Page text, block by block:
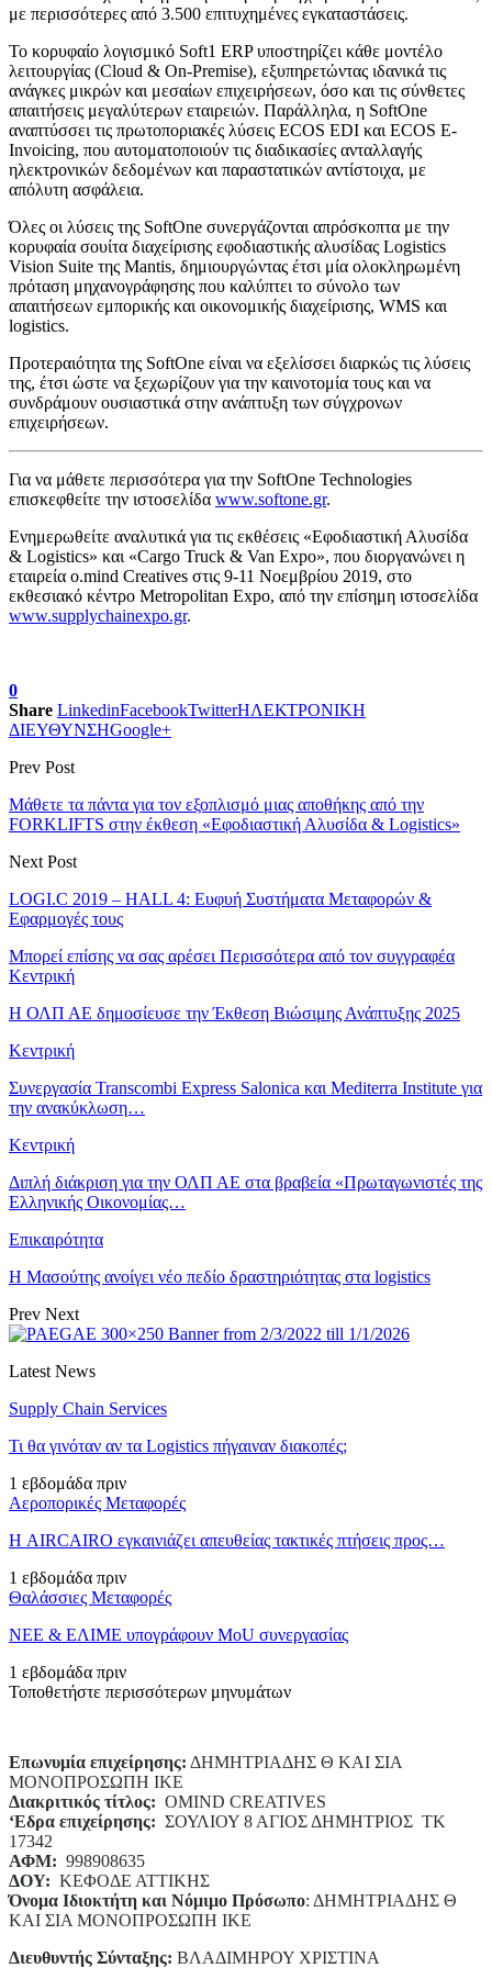
με περισσότερες από 3.500 επιτυχημένες εγκαταστάσεις.
Το κορυφαίο λογισμικό Soft1 ERP υποστηρίζει κάθε μοντέλο
λειτουργίας (Cloud & On-Premise), εξυπηρετώντας ιδανικά τις
ανάγκες μικρών και μεσαίων επιχειρήσεων, όσο και τις σύνθετες
απαιτήσεις μεγαλύτερων εταιρειών. Παράλληλα, η SoftOne
αναπτύσσει τις πρωτοποριακές λύσεις ECOS EDI και ECOS E-
Invoicing, που αυτοματοποιούν τις διαδικασίες ανταλλαγής
ηλεκτρονικών δεδομένων και παραστατικών αντίστοιχα, με
απόλυτη ασφάλεια.
Όλες οι λύσεις της SoftOne συνεργάζονται απρόσκοπτα με την
κορυφαία σουίτα διαχείρισης εφοδιαστικής αλυσίδας Logistics
Vision Suite της Mantis, δημιουργώντας έτσι μία ολοκληρωμένη
πρόταση μηχανογράφησης που καλύπτει το σύνολο των
απαιτήσεων εμπορικής και οικονομικής διαχείρισης, WMS και
logistics.
Προτεραιότητα της SoftOne είναι να εξελίσσει διαρκώς τις λύσεις
της, έτσι ώστε να ξεχωρίζουν για την καινοτομία τους και να
συνδράμουν ουσιαστικά στην ανάπτυξη των σύγχρονων
επιχειρήσεων.
Για να μάθετε περισσότερα για την SoftOne Technologies
επισκεφθείτε την ιστοσελίδα www.softone.gr.
Ενημερωθείτε αναλυτικά για τις εκθέσεις «Εφοδιαστική Αλυσίδα
& Logistics» και «Cargo Truck & Van Expo», που διοργανώνει η
εταιρεία o.mind Creatives στις 9-11 Νοεμβρίου 2019, στο
εκθεσιακό κέντρο Metropolitan Expo, από την επίσημη ιστοσελίδα
www.supplychainexpo.gr.
0
Share LinkedinFacebookTwitterΗΛΕΚΤΡΟΝΙΚΗ
ΔΙΕΥΘΥΝΣΗGoogle+
Prev Post
Μάθετε τα πάντα για τον εξοπλισμό μιας αποθήκης από την
FORKLIFTS στην έκθεση «Εφοδιαστική Αλυσίδα & Logistics»
Next Post
LOGI.C 2019 – HALL 4: Ευφυή Συστήματα Μεταφορών &
Εφαρμογές τους
Μπορεί επίσης να σας αρέσει Περισσότερα από τον συγγραφέα
Κεντρική
Η ΟΛΠ ΑΕ δημοσίευσε την Έκθεση Βιώσιμης Ανάπτυξης 2025
Κεντρική
Συνεργασία Transcombi Express Salonica και Mediterra Institute για
την ανακύκλωση…
Κεντρική
Διπλή διάκριση για την ΟΛΠ ΑΕ στα βραβεία «Πρωταγωνιστές της
Ελληνικής Οικονομίας…
Επικαιρότητα
Η Μασούτης ανοίγει νέο πεδίο δραστηριότητας στα logistics
Prev Next
Latest News
Supply Chain Services
Τι θα γινόταν αν τα Logistics πήγαιναν διακοπές;
1 εβδομάδα πριν
Αεροπορικές Μεταφορές
Η AIRCAIRO εγκαινιάζει απευθείας τακτικές πτήσεις προς…
1 εβδομάδα πριν
Θαλάσσιες Μεταφορές
ΝΕΕ & ΕΛΙΜΕ υπογράφουν MoU συνεργασίας
1 εβδομάδα πριν
Τοποθετήστε περισσότερων μηνυμάτων
Επωνυμία επιχείρησης: ΔΗΜΗΤΡΙΑΔΗΣ Θ ΚΑΙ ΣΙΑ
ΜΟΝΟΠΡΟΣΩΠΗ ΙΚΕ
Διακριτικός τίτλος: ΟΜΙΝD CREATIVES
‘Eδρα επιχείρησης: ΣΟΥΛΙΟΥ 8 ΑΓΙΟΣ ΔΗΜΗΤΡΙΟΣ ΤΚ
17342
ΑΦΜ: 998908635
ΔΟΥ: ΚΕΦΟΔΕ ΑΤΤΙΚΗΣ
Όνομα Ιδιοκτήτη και Νόμιμο Πρόσωπο: ΔΗΜΗΤΡΙΑΔΗΣ Θ
ΚΑΙ ΣΙΑ ΜΟΝΟΠΡΟΣΩΠΗ ΙΚΕ
Διευθυντής Σύνταξης: ΒΛΑΔΙΜΗΡΟΥ ΧΡΙΣΤΙΝΑ